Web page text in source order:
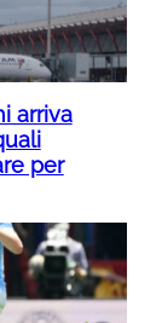
arriva
per